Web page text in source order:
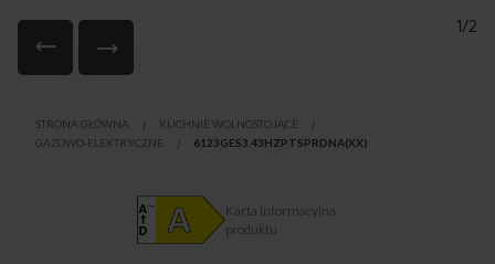
1/2
początek
STRONA GŁÓWNA
KUCHNIE WOLNOSTOJĄCE
GAZOWO-ELEKTRYCZNE
6123GES3.43HZPTSPRDNA(XX)
Karta informacyjna
produktu